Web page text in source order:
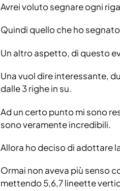
Avrei voluto segnare ogni
Quindi quello che ho
Un altro aspetto, di questo
Una vuol dire interessante,
dalle 3 righe in su.
Ad un certo punto mi sono
sono veramente incredibili.
Allora ho deciso di adottare
Ormai non aveva più senso
mettendo 5,6,7 lineette